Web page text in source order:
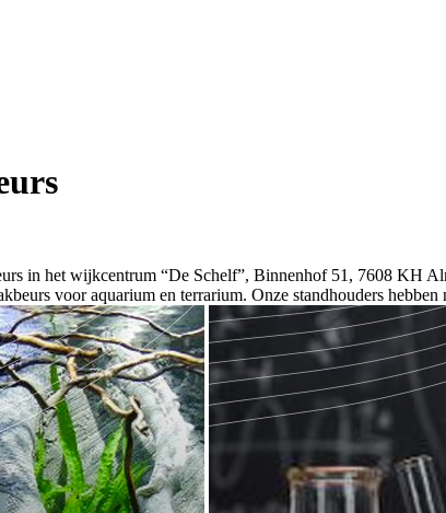
in het wijkcentrum “De Schelf”, Binnenhof 51, 7608
voor aquarium en terrarium. Onze standhouders